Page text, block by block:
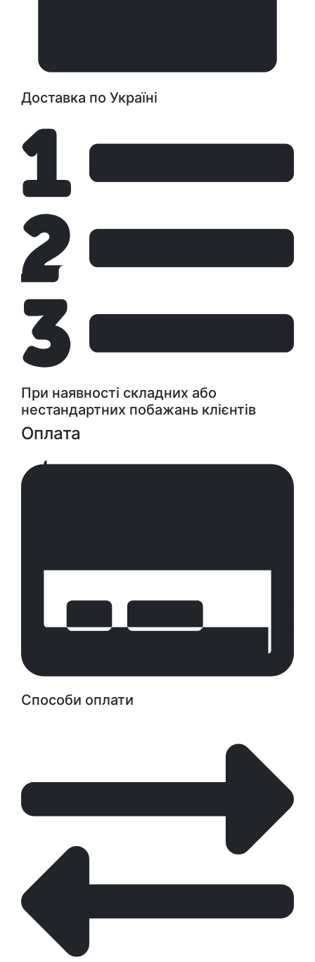
Доставка по Україні
При наявності складних або
нестандартних побажань клієнтів
Оплата
Способи оплати